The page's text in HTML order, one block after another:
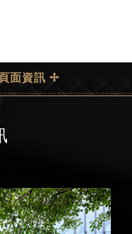
面資訊 ✢